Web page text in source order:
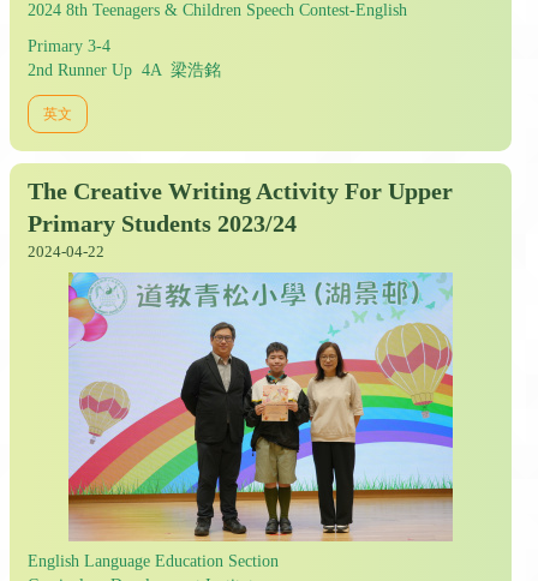
2024 8th Teenagers & Children Speech Contest-English
Primary 3-4
2nd Runner Up 4A 梁浩銘
英文
The Creative Writing Activity For Upper
Primary Students 2023/24
2024-04-22
English Language Education Section